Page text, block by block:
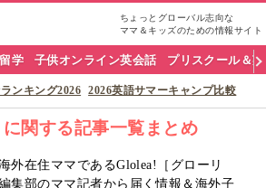
ちょっとグローバル志向な
ママ＆キッズのための情報サイト
学 子供オンライン英会話 プリスクール＆
ンキング2026 2026英語サマーキャンプ比較
に関する記事一覧まとめ
外在住ママであるGlolea!［グローリ
集部のママ記者から届く情報＆海外子